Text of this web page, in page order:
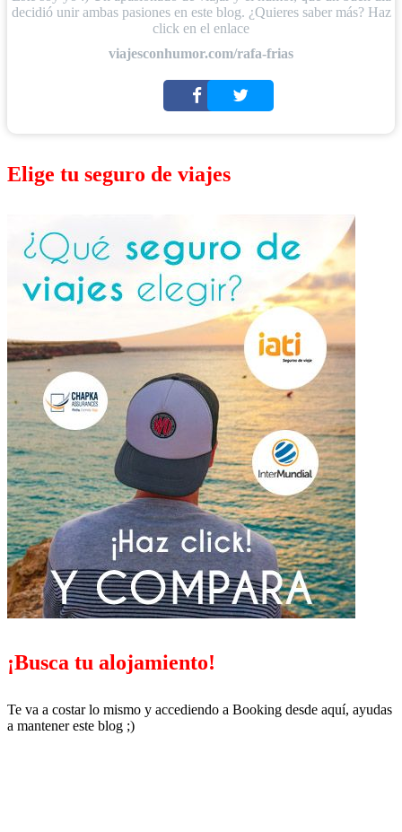
decidió unir ambas pasiones en este blog. ¿Quieres saber más? Haz
click en el enlace
viajesconhumor.com/rafa-frias
Elige tu seguro de viajes
¡Busca tu alojamiento!
Te va a costar lo mismo y accediendo a Booking desde aquí, ayudas
a mantener este blog ;)